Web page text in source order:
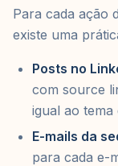
Para cada ação
existe uma
Posts no
com source
igual ao tema
E-mails da
para cada e-